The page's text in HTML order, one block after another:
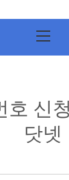
본
메
호 신
닷넷